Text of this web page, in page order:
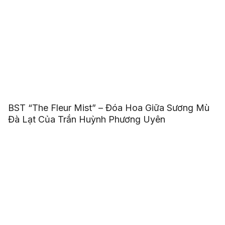
BST “The Fleur Mist” – Đóa Hoa Giữa Sương Mù
Đà Lạt Của Trần Huỳnh Phương Uyên